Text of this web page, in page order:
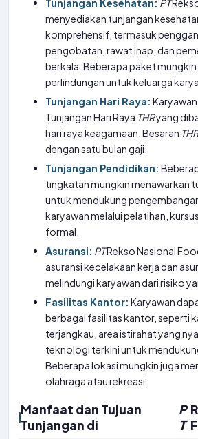
Tunjangan Kesehatan: PT
menyediakan tunjangan
komprehensif, termasuk
pengobatan, rawat inap, dan
berkala. Beberapa paket
perlindungan untuk keluarga
Tunjangan Hari Raya:
Tunjangan Hari Raya THRyang
hari raya keagamaan. Besaran
dengan satu bulan gaji.
Tunjangan Pendidikan:
tingkatan mungkin menawarkan
untuk mendukung
karyawan melalui pelatihan,
formal.
Asuransi: PTRekso Nasional
asuransi kecelakaan kerja dan
melindungi karyawan dari risiko
Fasilitas Kantor: Karyawan
berbagai fasilitas kantor, seperti
terjangkau, area istirahat yang
teknologi terkini untuk
Beberapa lokasi mungkin juga
olahraga atau rekreasi.
Manfaat dan Tujuan
Tunjangan di
P
T